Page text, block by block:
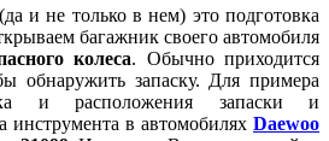
и не только в нем) это подготовка
багажник своего автомобиля
колеса. Обычно приходится
обнаружить запаску. Для примера
и расположения запаски и
в автомобилях Daewoo